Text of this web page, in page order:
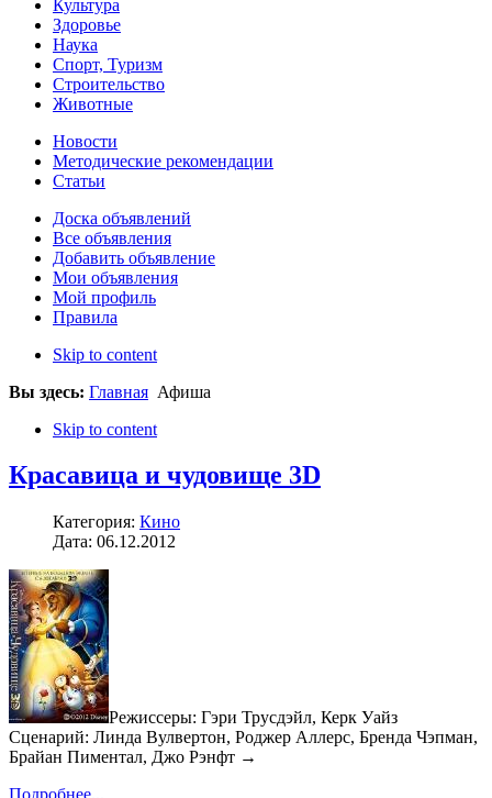
Культура
Здоровье
Наука
Спорт, Туризм
Строительство
Животные
Новости
Методические рекомендации
Статьи
Доска объявлений
Все объявления
Добавить объявление
Мои объявления
Мой профиль
Правила
Skip to content
Вы здесь: Главная Афиша
Skip to content
Красавица и чудовище 3D
Категория: Кино
Дата: 06.12.2012
Режиссеры: Гэри Трусдэйл, Керк Уайз
Сценарий: Линда Вулвертон, Роджер Аллерс, Бренда Чэпман,
Брайан Пиментал, Джо Рэнфт →